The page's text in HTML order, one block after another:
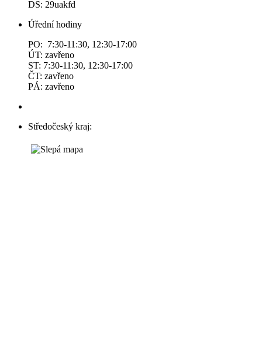
DS: 29uakfd
Úřední hodiny
PO: 7:30-11:30, 12:30-17:00
ÚT: zavřeno
ST: 7:30-11:30, 12:30-17:00
ČT: zavřeno
PÁ: zavřeno
Středočeský kraj: